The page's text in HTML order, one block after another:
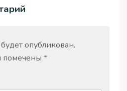
опубликован.
помечены *